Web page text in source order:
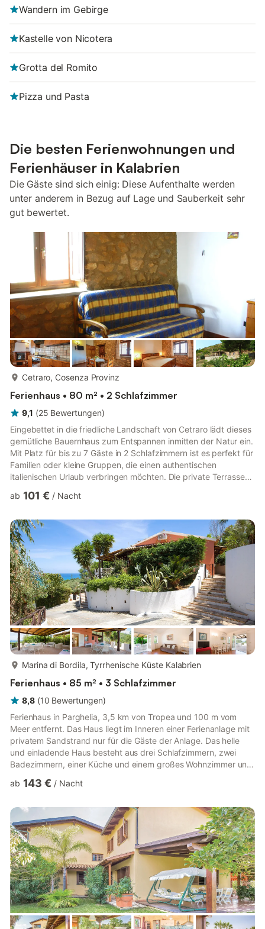
Wandern im Gebirge
Kastelle von Nicotera
Grotta del Romito
Pizza und Pasta
Die besten Ferienwohnungen und
Ferienhäuser in Kalabrien
Die Gäste sind sich einig: Diese Aufenthalte werden
unter anderem in Bezug auf Lage und Sauberkeit sehr
gut bewertet.
Cetraro, Cosenza Provinz
Ferienhaus • 80 m² • 2 Schlafzimmer
9,1 (25 Bewertungen)
Eingebettet in die friedliche Landschaft von Cetraro lädt dieses
gemütliche Bauernhaus zum Entspannen inmitten der Natur ein.
Mit Platz für bis zu 7 Gäste in 2 Schlafzimmern ist es perfekt für
Familien oder kleine Gruppen, die einen authentischen
italienischen Urlaub verbringen möchten. Die private Terrasse
Weintrinken ein, während Grill und Gartenmöbel ein Essen im
Wohnbereich mit einem Doppelschlafsofa und einer offenen
Küche, die für all Ihre kulinarischen Wünsche ausgestattet ist....
ab 101 € / Nacht
mehr...
Marina di Bordila, Tyrrhenische Küste Kalabrien
Ferienhaus • 85 m² • 3 Schlafzimmer
8,8 (10 Bewertungen)
Ferienhaus in Parghelia, 3,5 km von Tropea und 100 m vom
Meer entfernt. Das Haus liegt im Inneren einer Ferienanlage mit
privatem Sandstrand nur für die Gäste der Anlage. Das helle
und einladende Haus besteht aus drei Schlafzimmern, zwei
Badezimmern, einer Küche und einem großes Wohnzimmer und
Urlaub gemeinsam verbringen möchten. Die bequeme und
entspannte Lektüre oder einen leckeren Aperitif bei
Sonnenuntergang den herrlichen Ausblick auf das Meer
genießend. In dem u...
ab 143 € / Nacht